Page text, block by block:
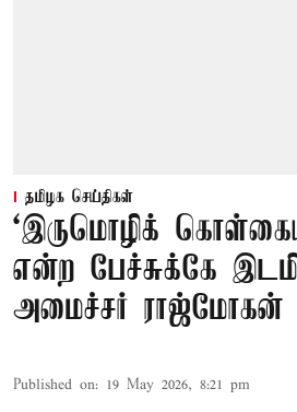
தமிழக செய்திகள்
‘இருமொழிக்
என்ற பேச்சுக்கே
அமைச்சர் ராஜ்மோகன்
Published on: 19 May 2026, 8:21 pm